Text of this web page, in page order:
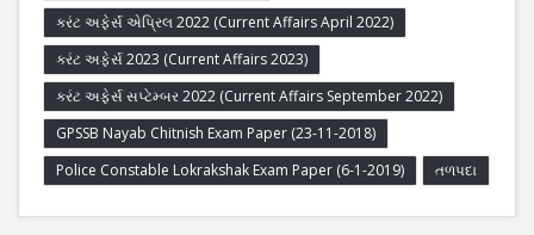
કરંટ અફેર્સ એપ્રિલ 2022 (Current Affairs April 2022)
કરંટ અફેર્સ 2023 (Current Affairs 2023)
કરંટ અફેર્સ સપ્ટેમ્બર 2022 (Current Affairs September 2022)
GPSSB Nayab Chitnish Exam Paper (23-11-2018)
Police Constable Lokrakshak Exam Paper (6-1-2019)
તળપદા